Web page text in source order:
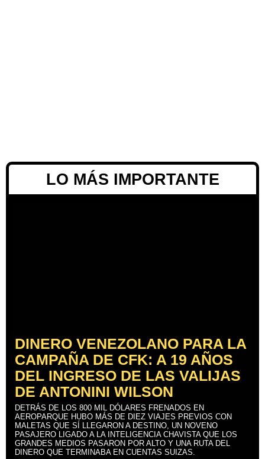
LO MÁS IMPORTANTE
DINERO VENEZOLANO PARA LA
CAMPAÑA DE CFK: A 19 AÑOS
DEL INGRESO DE LAS VALIJAS
DE ANTONINI WILSON
DETRÁS DE LOS 800 MIL DÓLARES FRENADOS EN
AEROPARQUE HUBO MÁS DE DIEZ VIAJES PREVIOS CON
MALETAS QUE SÍ LLEGARON A DESTINO, UN NOVENO
PASAJERO LIGADO A LA INTELIGENCIA CHAVISTA QUE LOS
GRANDES MEDIOS PASARON POR ALTO Y UNA RUTA DEL
DINERO QUE TERMINABA EN CUENTAS SUIZAS.